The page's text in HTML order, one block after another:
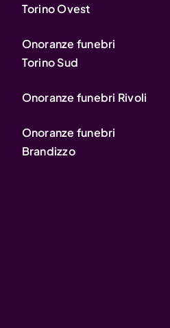
Torino Ovest
Onoranze funebri
Torino Sud
Onoranze funebri Rivoli
Onoranze funebri
Brandizzo